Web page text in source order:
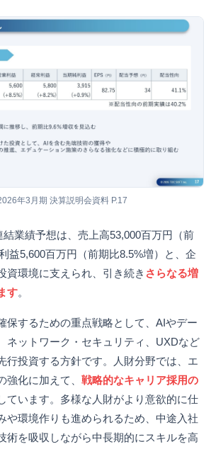
年3月期 決算説明会資料 P.17
結業績予想は、売上高53,000百万円（前
益5,600百万円（前期比8.5%増）と、企
資環境に支えられ、引き続き さらなる増
す。
保するための重点戦略として、AIやデー
ネットワーク・セキュリティ、UXDなど
行投資する方針です。人財分野では、エ
強化に加えて、 戦略的なキャリア採用の
ています。多様な人財がより意欲的に仕
や環境作りも進められるため、中途入社
術を吸収しながら中長期的にスキルを高